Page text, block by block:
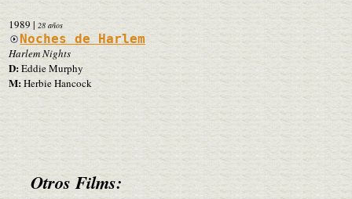
1989 | 28 años
Noches de Harlem
Harlem Nights
D:Eddie Murphy
M:Herbie Hancock
Otros Films: